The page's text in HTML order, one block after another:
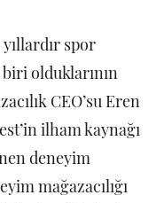
spor
olduklarının
CEO’su Eren
ilham kaynağı
deneyim
mağazacılığı